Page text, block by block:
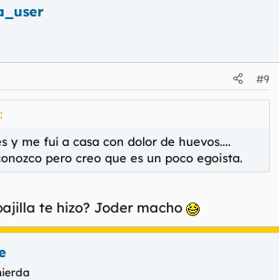
#9
y me fuí a casa con dolor de huevos....
pero creo que es un poco egoista.
te hizo? Joder macho